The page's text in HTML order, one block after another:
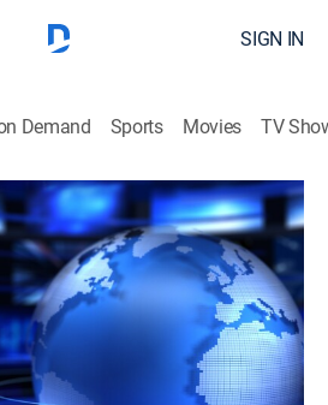
SIGN IN
Demand Sports Movies TV
mediodía
Edición mediodía
en compañía de un